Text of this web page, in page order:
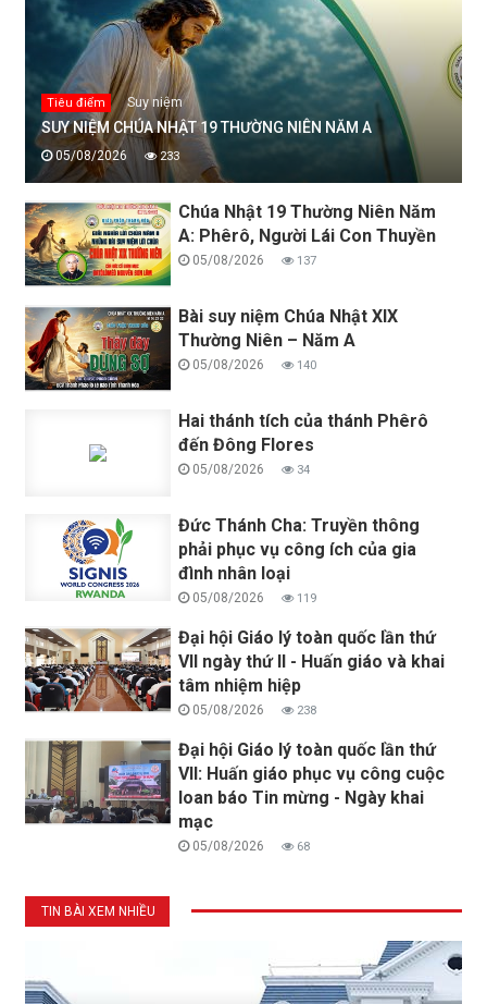
Tiêu điểm Suy niệm
SUY NIỆM CHÚA NHẬT 19 THƯỜNG NIÊN NĂM A
05/08/2026 233
Chúa Nhật 19 Thường Niên Năm
A: Phêrô, Người Lái Con Thuyền
05/08/2026 137
Bài suy niệm Chúa Nhật XIX
Thường Niên – Năm A
05/08/2026 140
Hai thánh tích của thánh Phêrô
đến Đông Flores
05/08/2026 34
Đức Thánh Cha: Truyền thông
phải phục vụ công ích của gia
đình nhân loại
05/08/2026 119
Đại hội Giáo lý toàn quốc lần thứ
VII ngày thứ II - Huấn giáo và khai
tâm nhiệm hiệp
05/08/2026 238
Đại hội Giáo lý toàn quốc lần thứ
VII: Huấn giáo phục vụ công cuộc
loan báo Tin mừng - Ngày khai
mạc
05/08/2026 68
TIN BÀI XEM NHIỀU